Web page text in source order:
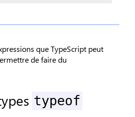
que TypeScript peut
de faire du
typeof